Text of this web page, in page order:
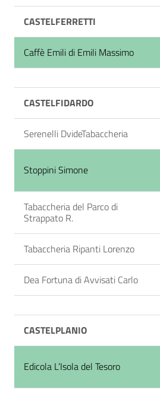
CASTELFERRETTI
Caffè Emili di Emili Massimo
CASTELFIDARDO
Serenelli DvideTabaccheria
Stoppini Simone
Tabaccheria del Parco di
Strappato R.
Tabaccheria Ripanti Lorenzo
Dea Fortuna di Avvisati Carlo
CASTELPLANIO
Edicola L’Isola del Tesoro